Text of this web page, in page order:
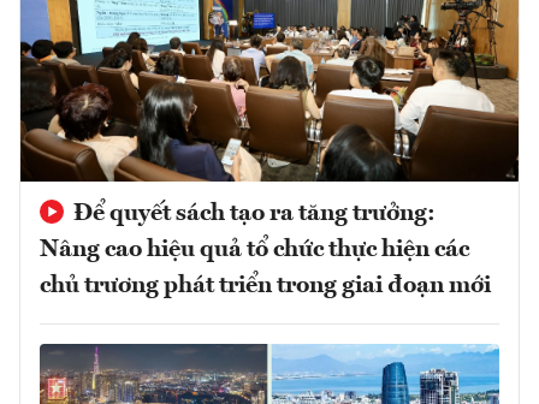
Để quyết sách tạo ra tăng trưởng:
Nâng cao hiệu quả tổ chức thực hiện các
chủ trương phát triển trong giai đoạn mới